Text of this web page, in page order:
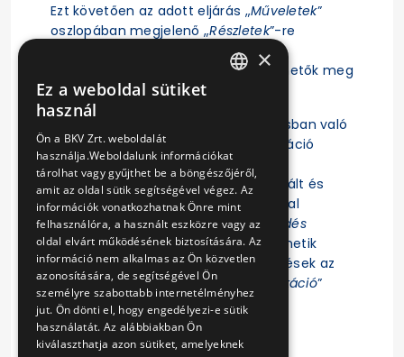
Ezt követően az adott eljárás „Műveletek”
oszlopában megjelenő „Részletek”-re
kattintás után érhető el az eljárás
ajánlattételi felhívása, illetve tekinthetők meg
az eljárásra vonatkozó főbb adatok.
Felhívjuk a figyelmet, hogy az eljárásban való
részvételhez az EKR-be való regisztráció
szükséges! Az eljárás további
dokumentumait az EKR-ben regisztrált és
ajánlat összeállítására jogosultsággal
rendelkező Felhasználók az „Érdeklődés
jelzése” funkció indítása után tekinthetik
meg. Az eljárással kapcsolatos kérdések az
EKR-ben erre létrehozott „
Kommunikáció”
felületen tehetők fel.
×
Ez a weboldal sütiket
használ
Ön a BKV Zrt. weboldalát
használja.Weboldalunk információkat
tárolhat vagy gyűjthet be a böngészőjéről,
amit az oldal sütik segítségével végez. Az
információk vonatkozhatnak Önre mint
felhasználóra, a használt eszközre vagy az
oldal elvárt működésének biztosítására. Az
információ nem alkalmas az Ön közvetlen
azonosítására, de segítségével Ön
személyre szabottabb internetélményhez
jut. Ön dönti el, hogy engedélyezi-e sütik
használatát. Az alábbiakban Ön
kiválaszthatja azon sütiket, amelyeknek